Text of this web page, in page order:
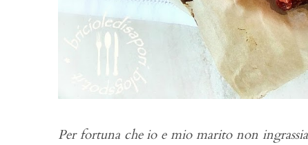
Per fortuna che io e mio marito non